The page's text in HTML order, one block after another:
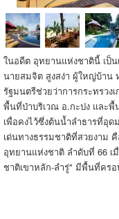
ในอดีต อุทยานแห่งชาตินี้ เป็
นายสมจิต สูงสง่า ผู้ใหญ่บ้าน
รัฐมนตรีช่วยว่าการกระทรว
พื้นที่ป่าบริเวณ อ.กะปง และ
เพื่อคงไว้ซึ่งต้นน้ำลำธารที่อุ
เด่นทางธรรมชาติที่สวยงาม
อุทยานแห่งชาติ ลำดับที่ 66 เ
ชาติเขาหลัก-ลำรู่" มีพื้นที่คร